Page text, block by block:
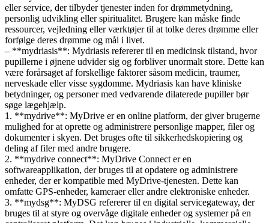
eller service, der tilbyder tjenester inden for drømmetydning,
personlig udvikling eller spiritualitet. Brugere kan måske finde
ressourcer, vejledning eller værktøjer til at tolke deres drømme eller
forfølge deres drømme og mål i livet.
– **mydriasis**: Mydriasis refererer til en medicinsk tilstand, hvor
pupillerne i øjnene udvider sig og forbliver unormalt store. Dette kan
være forårsaget af forskellige faktorer såsom medicin, traumer,
nerveskade eller visse sygdomme. Mydriasis kan have kliniske
betydninger, og personer med vedvarende dilaterede pupiller bør
søge lægehjælp.
1. **mydrive**: MyDrive er en online platform, der giver brugerne
mulighed for at oprette og administrere personlige mapper, filer og
dokumenter i skyen. Det bruges ofte til sikkerhedskopiering og
deling af filer med andre brugere.
2. **mydrive connect**: MyDrive Connect er en
softwareapplikation, der bruges til at opdatere og administrere
enheder, der er kompatible med MyDrive-tjenesten. Dette kan
omfatte GPS-enheder, kameraer eller andre elektroniske enheder.
3. **mydsg**: MyDSG refererer til en digital servicegateway, der
bruges til at styre og overvåge digitale enheder og systemer på en